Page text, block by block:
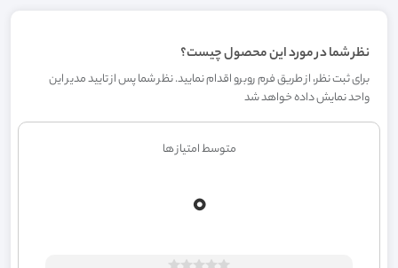
نظر شما در مورد این محصول چیست؟
برای ثبت نظر، از طریق فرم روبرو اقدام نمایید. نظر شما پس از تایید مدیر این
واحد نمایش داده خواهد شد
متوسط امتیاز ها
0